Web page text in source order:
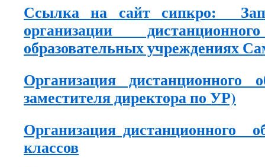
Ссылка на сайт сипкро:
организации
образовательных учреждениях
Организация дистанционного
заместителя директора по УР)
Организация дистанционного
классов